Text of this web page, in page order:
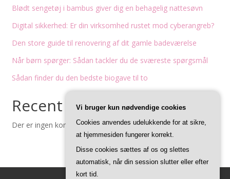
Blødt sengetøj i bambus giver dig en behagelig nattesøvn
Digital sikkerhed: Er din virksomhed rustet mod cyberangreb?
Den store guide til renovering af dit gamle badeværelse
Når børn spørger: Sådan tackler du de sværeste spørgsmål
Sådan finder du den bedste biogave til to
Recent Comments
Der er ingen kommentarer at vise.
Vi bruger kun nødvendige cookies
Cookies anvendes udelukkende for at sikre,
at hjemmesiden fungerer korrekt.
Disse cookies sættes af os og slettes
automatisk, når din session slutter eller efter
kort tid.